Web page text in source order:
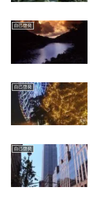
自己啓発
自己啓発
自己啓発